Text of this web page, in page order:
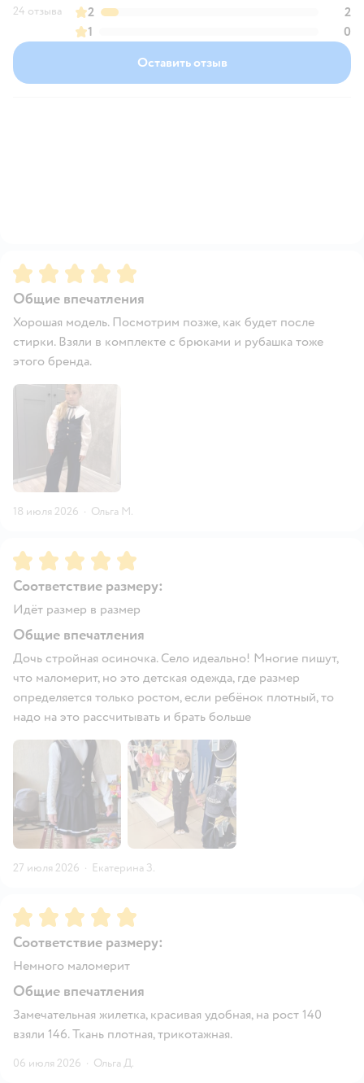
24 отзыва
2
2
1
0
Оставить отзыв
Рейтинг:5
Общие впечатления
Хорошая модель. Посмотрим позже, как будет после
стирки. Взяли в комплекте с брюками и рубашка тоже
этого бренда.
18 июля 2026 · Ольга М.
Рейтинг:5
Соответствие размеру:
Идёт размер в размер
Общие впечатления
Дочь стройная осиночка. Село идеально! Многие пишут,
что маломерит, но это детская одежда, где размер
определяется только ростом, если ребёнок плотный, то
надо на это рассчитывать и брать больше
27 июля 2026 · Екатерина З.
Рейтинг:5
Соответствие размеру:
Немного маломерит
Общие впечатления
Замечательная жилетка, красивая удобная, на рост 140
взяли 146. Ткань плотная, трикотажная.
06 июля 2026 · Ольга Д.